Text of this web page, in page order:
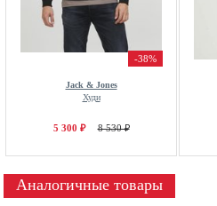
-38%
Jack & Jones
Худи
5 300 ₽ 8 530 ₽
Аналогичные товары